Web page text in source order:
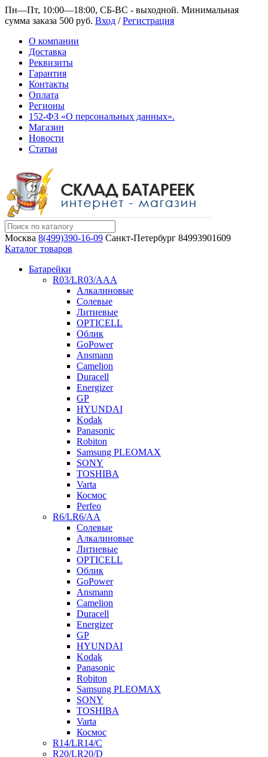
Пн—Пт, 10:00—18:00, СБ-ВС - выходной. Минимальная
сумма заказа 500 руб. Вход /Регистрация
О компании
Доставка
Реквизиты
Гарантия
Контакты
Оплата
Регионы
152-ФЗ «О персональных данных».
Магазин
Новости
Статьи
Москва 8(499)390-16-09 Санкт-Петербург 84993901609
Каталог товаров
Батарейки
R03/LR03/AAA
Алкалиновые
Солевые
Литиевые
OPTICELL
Облик
GoPower
Ansmann
Camelion
Duracell
Energizer
GP
HYUNDAI
Kodak
Panasonic
Robiton
Samsung PLEOMAX
SONY
TOSHIBA
Varta
Космос
Perfeo
R6/LR6/AA
Солевые
Алкалиновые
Литиевые
OPTICELL
Облик
GoPower
Ansmann
Camelion
Duracell
Energizer
GP
HYUNDAI
Kodak
Panasonic
Robiton
Samsung PLEOMAX
SONY
TOSHIBA
Varta
Космос
R14/LR14/C
R20/LR20/D